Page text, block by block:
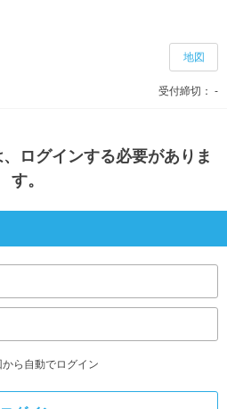
受付締切： -
地図
ログインする必要がありま
す。
から自動でログイン